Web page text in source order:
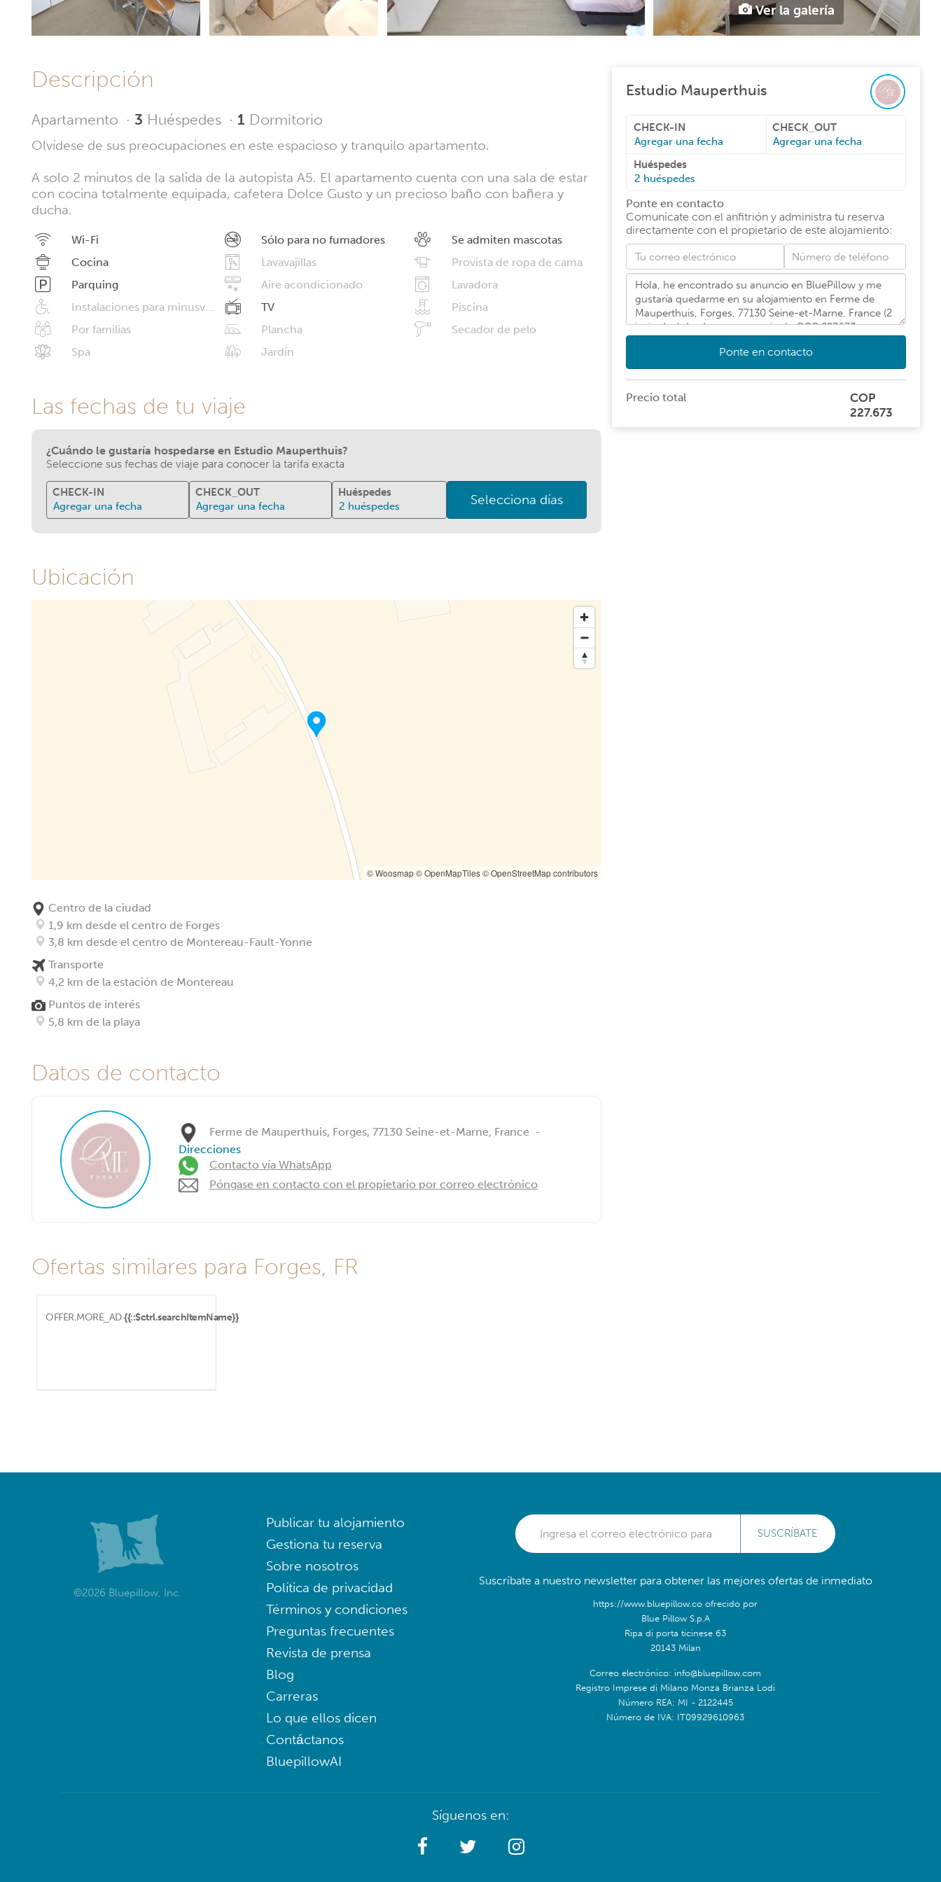
Ver la galería
Descripción
Apartamento · 3 Huéspedes · 1 Dormitorio
Olvídese de sus preocupaciones en este espacioso y tranquilo apartamento.
A solo 2 minutos de la salida de la autopista A5. El apartamento cuenta con una sala de estar
con cocina totalmente equipada, cafetera Dolce Gusto y un precioso baño con bañera y
ducha.
Wi-Fi Sólo para no fumadores
Se admiten mascotas
Cocina
Lavavajillas
Provista de ropa de cama
Parquing
Aire acondicionado
Lavadora
Instalaciones para minusválidos
TV
Piscina
Por familias
Plancha
Secador de pelo
Spa
Jardín
Las fechas de tu viaje
¿Cuándo le gustaría hospedarse en Estudio Mauperthuis?
Seleccione sus fechas de viaje para conocer la tarifa exacta
CHECK-IN
Agregar una fecha
CHECK_OUT
Agregar una fecha
Huéspedes
2 huéspedes Selecciona días
Ubicación
© Woosmap© OpenMapTiles© OpenStreetMap contributors
Centro de la ciudad
1,9 km desde el centro de Forges
3,8 km desde el centro de Montereau-Fault-Yonne
Transporte
4,2 km de la estación de Montereau
Puntos de interés
5,8 km de la playa
Datos de contacto
Ferme de Mauperthuis, Forges, 77130 Seine-et-Marne, France -
Direcciones
Contacto vía WhatsApp
Póngase en contacto con el propietario por correo electrónico
Ofertas similares para Forges, FR
OFFER.MORE_AD {{::$ctrl.searchItemName}}
Estudio Mauperthuis
CHECK-IN
Agregar una fecha
CHECK_OUT
Agregar una fecha
Huéspedes
2 huéspedes
Ponte en contacto
Comunícate con el anfitrión y administra tu reserva
directamente con el propietario de este alojamiento:
Ponte en contacto
Precio total
COP
227.673
©2026 Bluepillow, Inc.
Publicar tu alojamiento
Gestiona tu reserva
Sobre nosotros
Política de privacidad
Términos y condiciones
Preguntas frecuentes
Revista de prensa
Blog
Carreras
Lo que ellos dicen
Contáctanos
BluepillowAI
SUSCRÍBATE
Suscríbate a nuestro newsletter para obtener las mejores ofertas de inmediato
https://www.bluepillow.co ofrecido por
Blue Pillow S.p.A
Ripa di porta ticinese 63
20143 Milan
Correo electrónico: info@bluepillow.com
Registro Imprese di Milano Monza Brianza Lodi
Número REA: MI - 2122445
Número de IVA: IT09929610963
Síguenos en: